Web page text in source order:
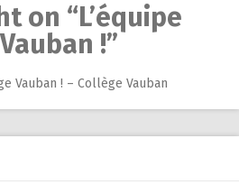
on “L’équipe
!”
Vauban ! – Collège Vauban